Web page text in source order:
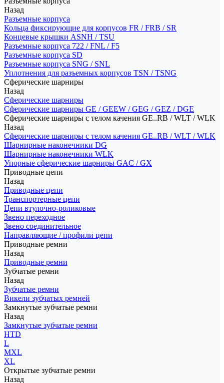
Назад
Разъемные корпуса
Кольца фиксирующие для корпусов FR / FRB / SR
Концевые крышки ASNH / TSU
Разъемные корпуса 722 / FNL / F5
Разъемные корпуса SD
Разъемные корпуса SNG / SNL
Уплотнения для разъемных корпусов TSN / TSNG
Сферические шарниры
Назад
Сферические шарниры
Сферические шарниры GE / GEEW / GEG / GEZ / DGE
Сферические шарниры с телом качения GE..RB / WLT / WLK
Назад
Сферические шарниры с телом качения GE..RB / WLT / WLK
Шарнирные наконечники DG
Шарнирные наконечники WLK
Упорные сферические шарниры GAC / GX
Приводные цепи
Назад
Приводные цепи
Транспортерные цепи
Цепи втулочно-роликовые
Звено переходное
Звено соединительное
Направляющие / профили цепи
Приводные ремни
Назад
Приводные ремни
Зубчатые ремни
Назад
Зубчатые ремни
Викели зубчатых ремней
Замкнутые зубчатые ремни
Назад
Замкнутые зубчатые ремни
HTD
L
MXL
XL
Открытые зубчатые ремни
Назад